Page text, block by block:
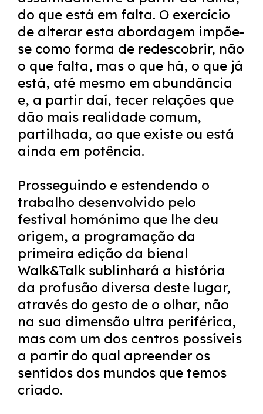
do que está em falta. O exercício
de alterar esta abordagem impõe-
se como forma de redescobrir, não
o que falta, mas o que há, o que já
está, até mesmo em abundância
e, a partir daí, tecer relações que
dão mais realidade comum,
partilhada, ao que existe ou está
ainda em potência.
Prosseguindo e estendendo o
trabalho desenvolvido pelo
festival homónimo que lhe deu
origem, a programação da
primeira edição da bienal
Walk&Talk sublinhará a história
da profusão diversa deste lugar,
através do gesto de o olhar, não
na sua dimensão ultra periférica,
mas com um dos centros possíveis
a partir do qual apreender os
sentidos dos mundos que temos
criado.